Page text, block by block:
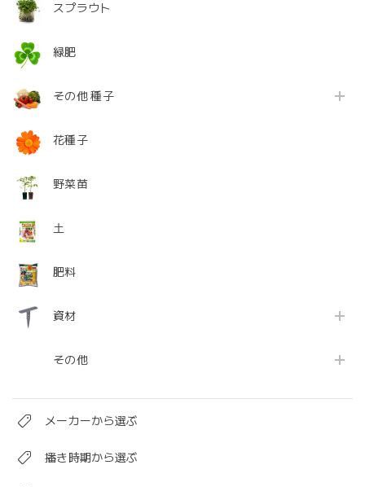
スプラウト
緑肥
その他 種子
花種子
野菜苗
土
肥料
資材
その他
メーカーから選ぶ
播き時期から選ぶ